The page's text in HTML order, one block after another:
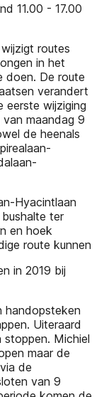
11.00 - 17.00
routes
in het
doen. De route
verandert
eerste wijziging
maandag 9
de heenals
Hyacintlaan
ter
en hoek
route kunnen
in 2019 bij
handopsteken
Uiteraard
stoppen. Michiel
maar de
de
van 9